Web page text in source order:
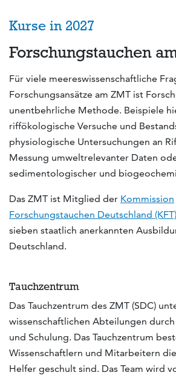
Kurse in 2027
Forschungstauchen
Für viele meereswissenschaftliche
Forschungsansätze am ZMT ist
unentbehrliche Methode. Beispiele
riffökologische Versuche und
physiologische Untersuchungen an
Messung umweltrelevanter Daten
sedimentologischer und
Das ZMT ist Mitglied der Kommission
Forschungstauchen Deutschland (KFT)
sieben staatlich anerkannten
Deutschland.
Tauchzentrum
Das Tauchzentrum des ZMT (SDC)
wissenschaftlichen Abteilungen
und Schulung. Das Tauchzentrum
Wissenschaftlern und Mitarbeitern
Helfer geschult sind. Das Team wird